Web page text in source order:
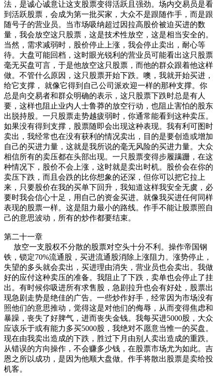
法，是诚心诚意让这支股票变得活跃且强劲。场内交易员是看
到活跃股票，会成为第一批买家，大众不是跟随作手，而是跟
随号子的营业员。当市场吸纳超过因拉高股价被迫买进的数
量，我会放空这只股票，这是技术性放空，这是相当安全的。
当然，需求减弱时，股价停止上涨，我会停止卖出，耐心等
待。大盘可能回档，这时眼光锐利的营业员可能看出这只股票
毫无买盘可言，于是他放空这只股票，而他的群众跟着他这样
做。不管什么原因，这只股票开始下跌。噢，我就开始买进，
给它支撑， 就像它得到自己公司派欢迎一样的那种支撑。你
总是向交易者和群众明确的表示，这只股票下跌时总是有人
要，这样也阻止业内人士鲁莽的放空行动，也阻止害怕的股东
出脱持股。一只股票走势越疲弱时，你通常能看到这种卖压。
如果没有得到支撑，股票随即会出现这种表现。我有利可图时
卖出，我经常也在没有获利的情况卖出，目的是要创造或增加
自己的买进力量，这就是我所说的毫无风险的买进力量。大众
相信所有的卖压都在头部出现。一只股票变得步履蹒跚，在这
种情况下，股价不会上涨，这时就是卖出时机。股价会在你的
卖压下跌，而且会跌的比你想象的还深，但你可以把它拉上
来，只要股价在我的买单下回升，我知道这样我安全无虞，必
要时我会信心十足，用自己的资金买进。就像我买进任何同样
表现的股票一样。这是阻力最小的路线。作手不能让股票照自
己的意思波动，所有的炒作都要结束。
第二十一章
放空一支股权不分散的股票对空头十分不利。操作帝国钢
铁，锁定70%流通股，买进流通股消除上涨阻力。涨势停止，
失望的多头就会卖出，买进理由消失，营业员也会卖出。我做
好的应付这种卖压的准备。我阻止了下跌，卖单也会停止了挂
出。有时候你吸进所有求售股，急剧拉升也会有好处，股票出
现急剧走势是绝佳的广告。一些炒作好手，经常因为市场没有
照他们的意思推动，觉得这是对他们的侮辱，从而变得焦虑和
暴躁，丧失了好脾气，进而丧失金钱。我每买进5000股，大众
应该乐于或有能力多买5000股，我绝对不愿意当惟一的买盘。
现在由我卖出造成的下跌，胜过下月由别人卖出造成的重跌。
从错误的方向操作，不会赚多少钱，在股票市场尤为如此。吉
恩之所以成功，是因为他顺大盘做。作手将散出股票是卖给投
机客。